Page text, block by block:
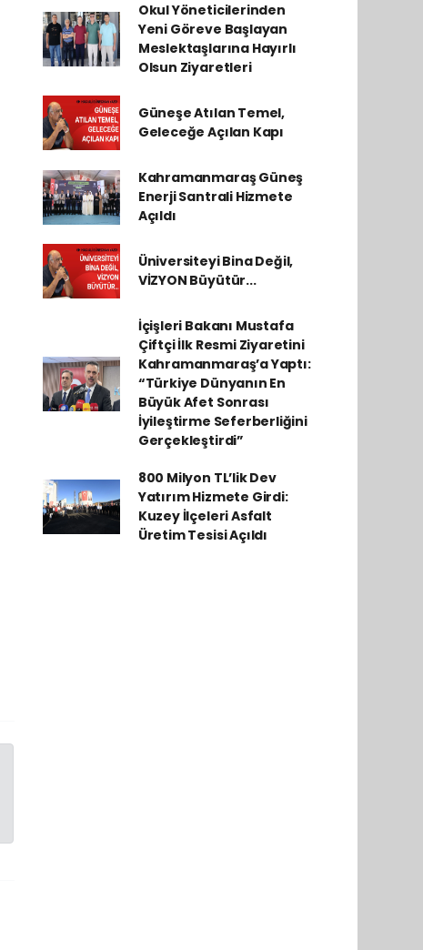
Okul Yöneticilerinden
Yeni Göreve Başlayan
Meslektaşlarına Hayırlı
Olsun Ziyaretleri
Güneşe Atılan Temel,
Geleceğe Açılan Kapı
Kahramanmaraş Güneş
Enerji Santrali Hizmete
Açıldı
Üniversiteyi Bina Değil,
VİZYON Büyütür...
İçişleri Bakanı Mustafa
Çiftçi İlk Resmi Ziyaretini
Kahramanmaraş’a Yaptı:
“Türkiye Dünyanın En
Büyük Afet Sonrası
İyileştirme Seferberliğini
Gerçekleştirdi”
800 Milyon TL’lik Dev
Yatırım Hizmete Girdi:
Kuzey İlçeleri Asfalt
Üretim Tesisi Açıldı